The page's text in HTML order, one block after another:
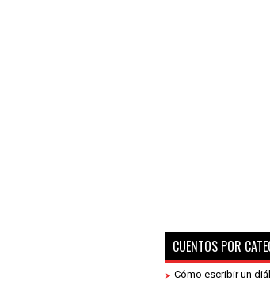
CUENTOS POR
Cómo escribir un